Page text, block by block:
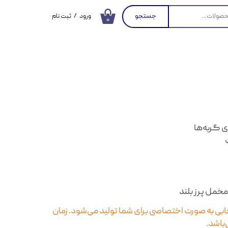
۰ جستجو ورود / ثبت نام
گربه‌ها
پرز بلند
به صورت اختصاصی برای شما تولید می‌شود. زمان